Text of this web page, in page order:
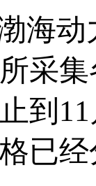
动
采
到
已